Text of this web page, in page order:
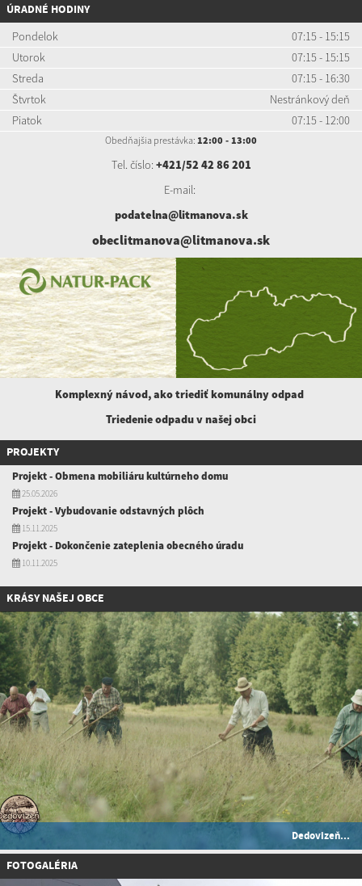
ÚRADNÉ HODINY
Pondelok
07:15 - 15:15
Utorok
07:15 - 15:15
Streda
07:15 - 16:30
Štvrtok
Nestránkový deň
Piatok
07:15 - 12:00
Obedňajšia prestávka: 12:00 - 13:00
Tel. číslo: +421/52 42 86 201
E-mail:
podatelna@litmanova.sk
obeclitmanova@litmanova.sk
Komplexný návod, ako triediť komunálnyodpad
Triedenie odpadu v našej obci
PROJEKTY
Projekt - Obmena mobiliáru kultúrneho domu
25.05.2026
Projekt - Vybudovanie odstavných plôch
15.11.2025
Projekt - Dokončenie zateplenia obecného úradu
10.11.2025
KRÁSY NAŠEJ OBCE
Dedovizeň...
FOTOGALÉRIA